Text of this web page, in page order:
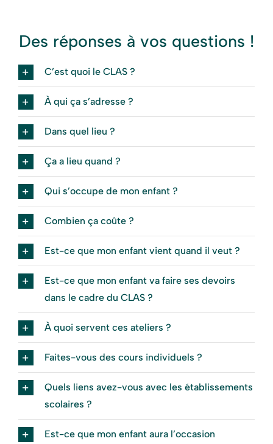
Des réponses à vos questions !
C’est quoi le CLAS ?
À qui ça s’adresse ?
Dans quel lieu ?
Ça a lieu quand ?
Qui s’occupe de mon enfant ?
Combien ça coûte ?
Est-ce que mon enfant vient quand il veut ?
Est-ce que mon enfant va faire ses devoirs
dans le cadre du CLAS ?
À quoi servent ces ateliers ?
Faites-vous des cours individuels ?
Quels liens avez-vous avec les établissements
scolaires ?
Est-ce que mon enfant aura l’occasion